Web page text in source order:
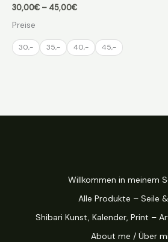
30,00€ – 45,00€Preisspanne:
Preise
30,- 35,- 40,- 45,-
Willkommen in meinem
Alle Produkte – Seile
Shibari Kunst, Kalender, Print –
About me / Über